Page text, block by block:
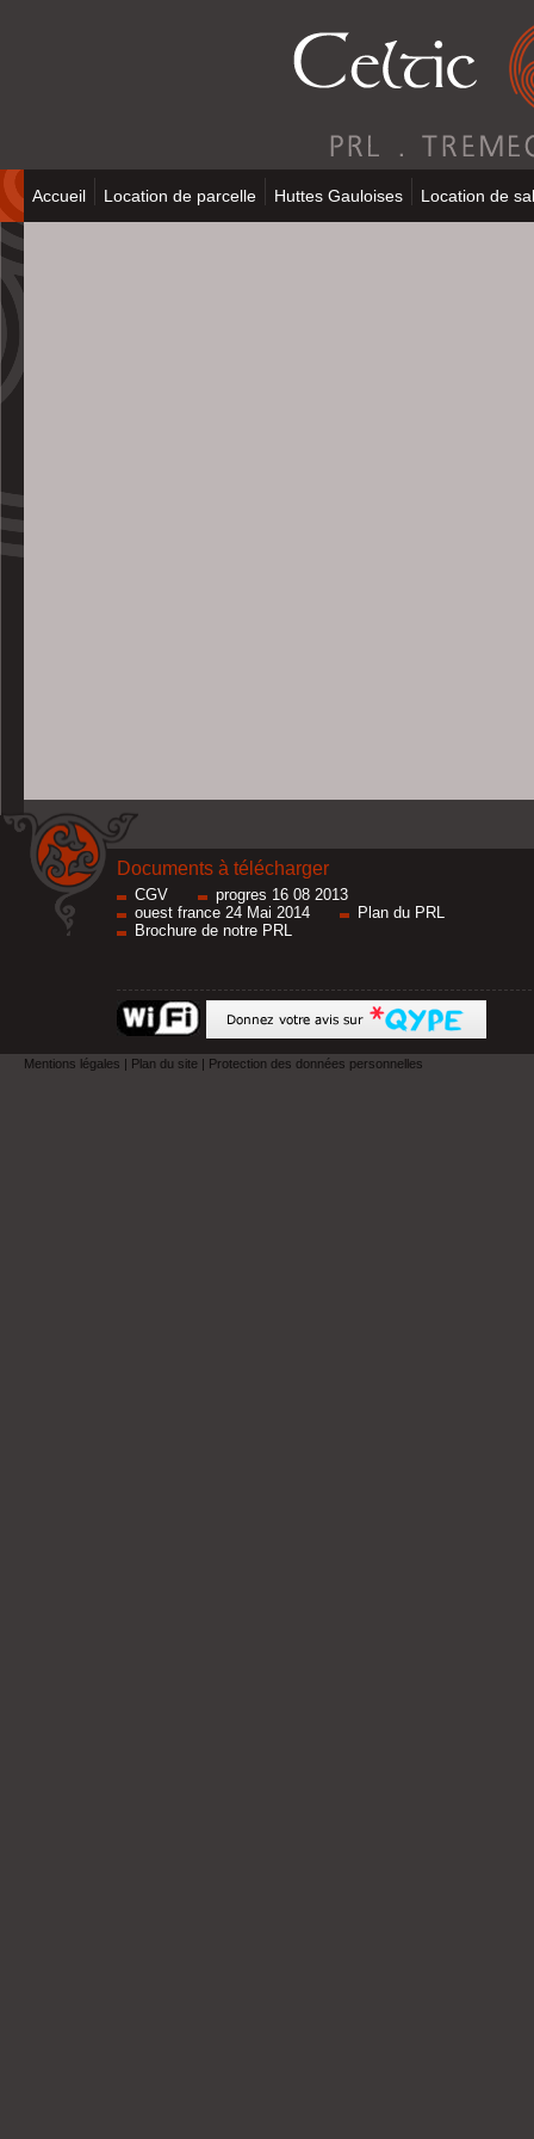
Accueil Location de parcelle Huttes Gauloises Location de
Documents à télécharger
CGV
progres 16 08 2013
ouest france 24 Mai 2014
Plan du PRL
Brochure de notre PRL
Mentions légales | Plan du site | Protection des données personnelles